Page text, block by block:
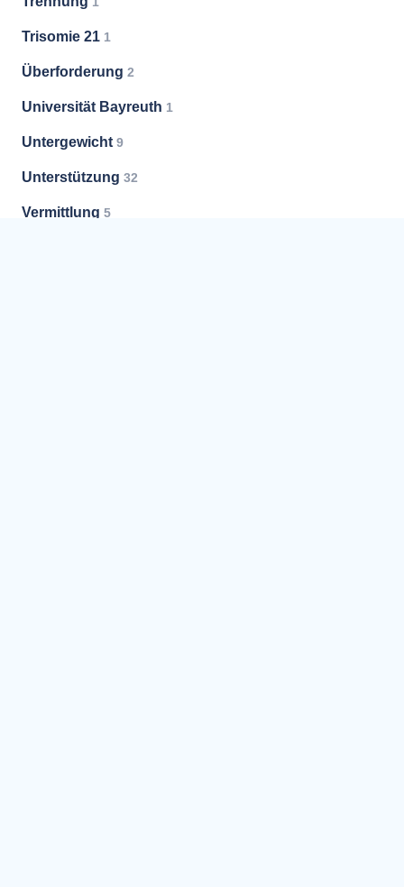
Trisomie 21 1
Überforderung 2
Universität Bayreuth 1
Untergewicht 9
Unterstützung 32
Vermittlung 5